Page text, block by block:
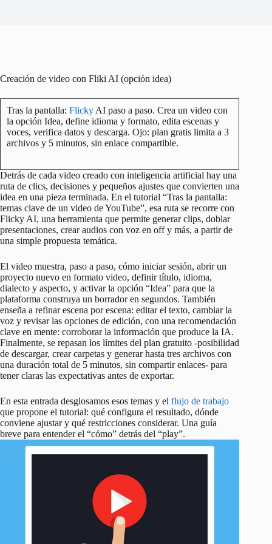
Creación de video con Fliki AI (opción idea)
Tras la pantalla: Flicky AI paso a paso. Crea un video con
la opción Idea, define idioma y formato, edita escenas y
voces, verifica datos y descarga. Ojo: plan gratis limita a 3
archivos y 5 minutos, sin enlace compartible.
Detrás de cada video creado con inteligencia artificial hay una
ruta de clics, decisiones y pequeños ajustes que convierten una
idea en una pieza terminada. En el tutorial “Tras la pantalla:
temas clave de un video de YouTube”, esa ruta se recorre con
Flicky AI, una herramienta que permite generar clips, doblar
presentaciones, crear audios con voz en off y más, a partir de
una simple propuesta temática.
El video muestra, paso a paso, cómo iniciar sesión, abrir un
proyecto nuevo en formato video, definir título, idioma,
dialecto y aspecto, y activar la opción “Idea” para que la
plataforma construya un borrador en segundos. También
enseña a refinar escena por escena: editar el texto, cambiar la
voz y revisar las opciones de edición, con una recomendación
clave en mente: corroborar la información que produce la IA.
Finalmente, se repasan los límites del plan gratuito -posibilidad
de descargar, crear carpetas y generar hasta tres archivos con
una duración total de 5 minutos, sin compartir enlaces- para
tener claras las expectativas antes de exportar.
En esta entrada desglosamos esos temas y el flujo de trabajo
que propone el tutorial: qué configura el resultado, dónde
conviene ajustar y qué restricciones considerar. Una guía
breve para entender el “cómo” detrás del “play”.